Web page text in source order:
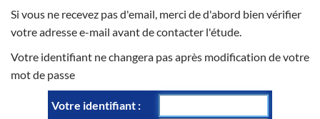
Si vous ne recevez pas d'email, merci de d'abord bien vérifier
votre adresse e-mail avant de contacter l'étude.
Votre identifiant ne changera pas après modification de votre
mot de passe
Votre identifiant